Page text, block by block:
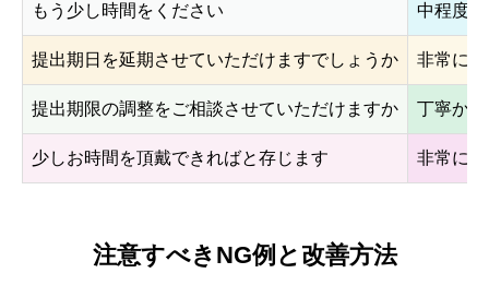
もう少し時間をください 中程度
提出期日を延期させていただけますでしょうか 非常に
提出期限の調整をご相談させていただけますか 丁寧か
少しお時間を頂戴できればと存じます 非常に
注意すべきNG例と改善方法